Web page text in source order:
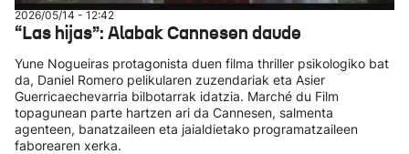
2026/05/14 - 12:42
“Las hijas”: Alabak Cannesen daude
Yune Nogueiras protagonista duen filma thriller psikologiko bat
da, Daniel Romero pelikularen zuzendariak eta Asier
Guerricaechevarria bilbotarrak idatzia. Marché du Film
topagunean parte hartzen ari da Cannesen, salmenta
agenteen, banatzaileen eta jaialdietako programatzaileen
faborearen xerka.